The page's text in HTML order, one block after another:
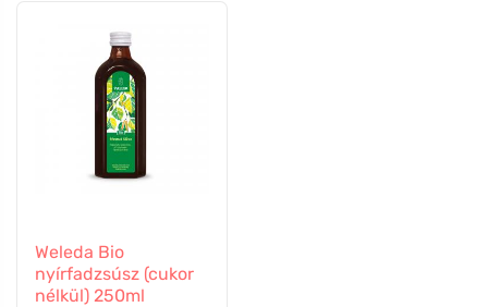
Weleda Bio
nyírfadzsúsz (cukor
nélkül) 250ml